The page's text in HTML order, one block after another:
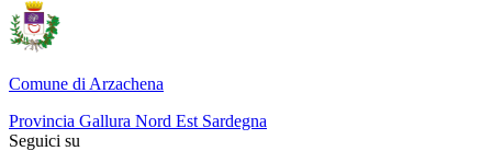
Comune di Arzachena
Provincia Gallura Nord Est Sardegna
Seguici su